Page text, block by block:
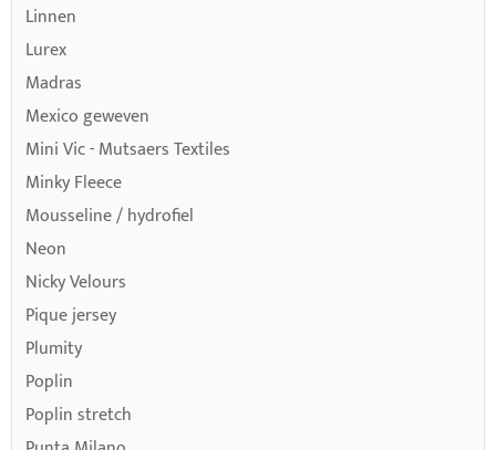
Linnen
Lurex
Madras
Mexico geweven
Mini Vic - Mutsaers Textiles
Minky Fleece
Mousseline / hydrofiel
Neon
Nicky Velours
Pique jersey
Plumity
Poplin
Poplin stretch